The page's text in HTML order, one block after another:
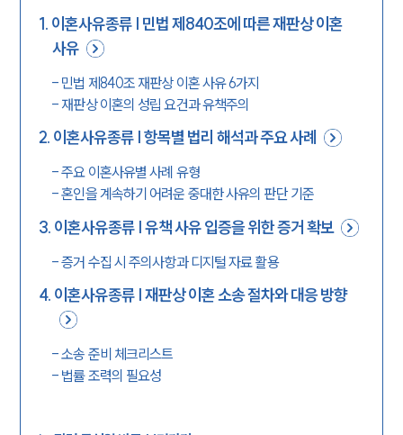
1. 이혼사유종류 | 민법 제840조에 따른 재판상 이혼
사유
- 민법 제840조 재판상 이혼 사유 6가지
- 재판상 이혼의 성립 요건과 유책주의
2. 이혼사유종류 | 항목별 법리 해석과 주요 사례
-주요 이혼사유별 사례 유형
-혼인을 계속하기 어려운 중대한 사유의 판단 기준
3. 이혼사유종류 | 유책 사유 입증을 위한 증거 확보
-증거 수집 시 주의사항과 디지털 자료 활용
4. 이혼사유종류 | 재판상 이혼 소송 절차와 대응 방향
-소송 준비 체크리스트
- 법률 조력의 필요성